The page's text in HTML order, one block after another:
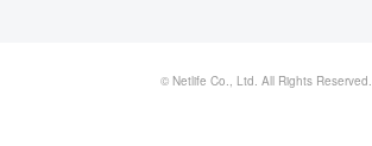
© Netlife Co., Ltd. All Rights Reserved.